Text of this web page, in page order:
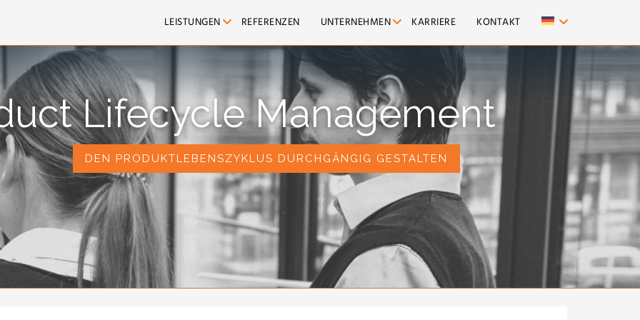
LEISTUNGEN REFERENZEN UNTERNEHMEN KARRIERE KONTAKT
Lifecycle Management
DEN PRODUKTLEBENSZYKLUS DURCHGÄNGIG GESTALTEN